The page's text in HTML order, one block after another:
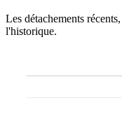
Les détachements
l'historique.